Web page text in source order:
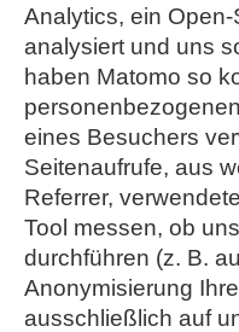
Analytics, ein
analysiert und uns
haben Matomo so
eines Besuchers
Seitenaufrufe, aus
Referrer,
Tool messen, ob
durchführen (z. B.
Anonymisierung
ausschließlich auf